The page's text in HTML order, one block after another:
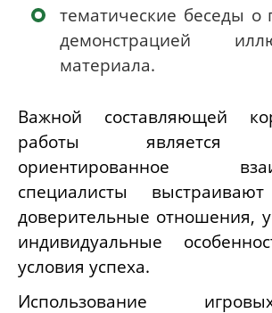
тематические беседы о
демонстрацией
материала.
Важной составляющей
работы является
ориентированное
специалисты
доверительные отношения,
индивидуальные
условия успеха.
Использование